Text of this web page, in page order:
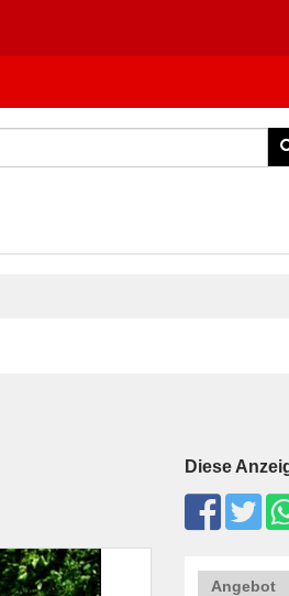
Diese
Angebot